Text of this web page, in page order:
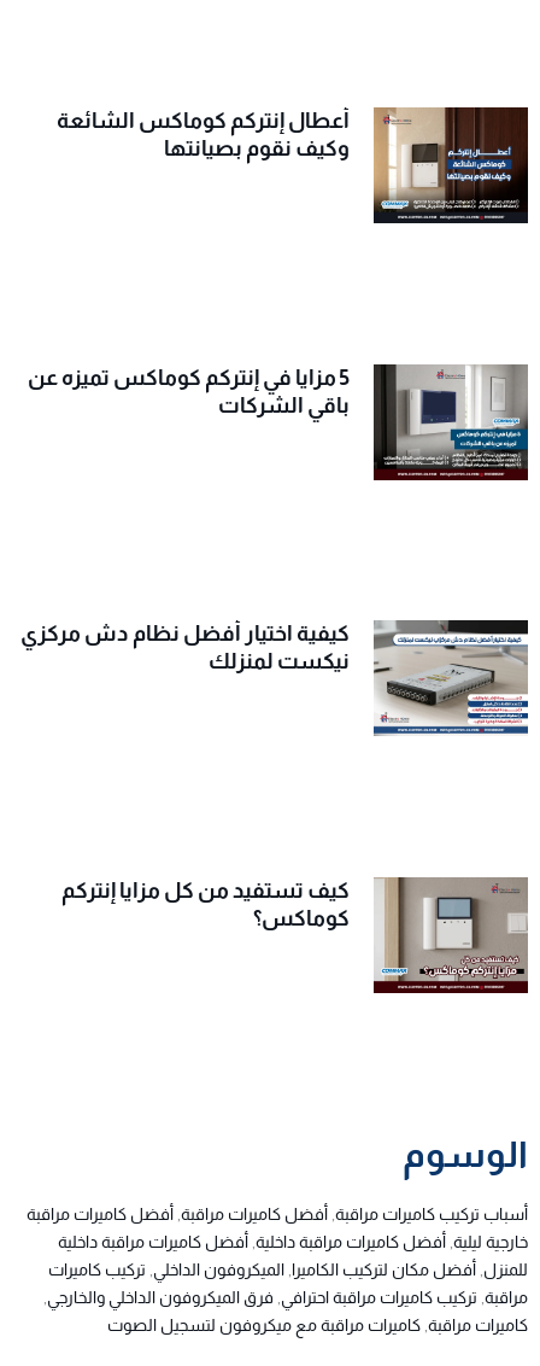
أعطال إنتركم كوماكس الشائعة
وكيف نقوم بصيانتها
5 مزايا في إنتركم كوماكس تميزه عن
باقي الشركات
كيفية اختيار أفضل نظام دش مركزي
نيكست لمنزلك
كيف تستفيد من كل مزايا إنتركم
كوماكس؟
الوسوم
أسباب تركيب كاميرات مراقبة, أفضل كاميرات مراقبة, أفضل كاميرات مراقبة
خارجية ليلية, أفضل كاميرات مراقبة داخلية, أفضل كاميرات مراقبة داخلية
للمنزل, أفضل مكان لتركيب الكاميرا, الميكروفون الداخلي, تركيب كاميرات
مراقبة, تركيب كاميرات مراقبة احترافي, فرق الميكروفون الداخلي والخارجي,
كاميرات مراقبة, كاميرات مراقبة مع ميكروفون لتسجيل الصوت